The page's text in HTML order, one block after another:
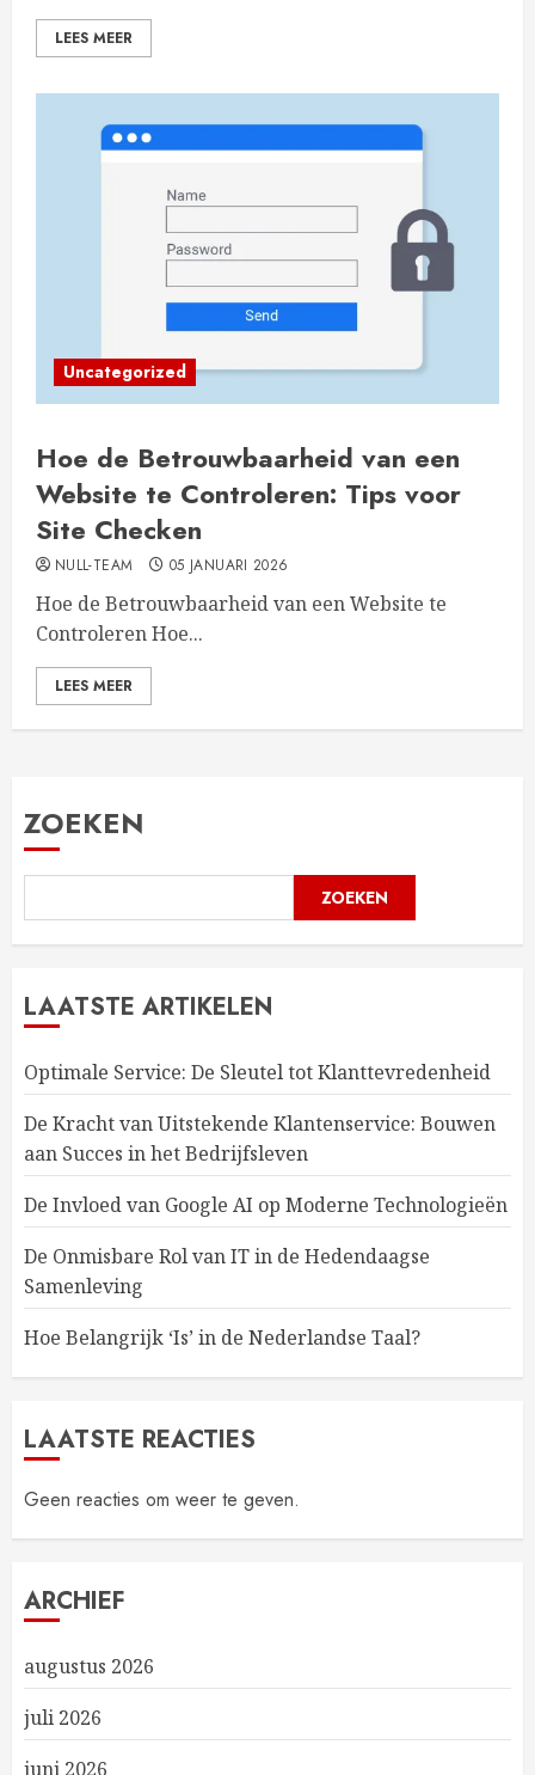
LEES MEER
Uncategorized
Hoe de Betrouwbaarheid van een
Website te Controleren: Tips voor
Site Checken
NULL-TEAM 05 JANUARI 2026
Hoe de Betrouwbaarheid van een Website te
Controleren Hoe...
LEES MEER
ZOEKEN
ZOEKEN
LAATSTE ARTIKELEN
Optimale Service: De Sleutel tot Klanttevredenheid
De Kracht van Uitstekende Klantenservice: Bouwen
aan Succes in het Bedrijfsleven
De Invloed van Google AI op Moderne Technologieën
De Onmisbare Rol van IT in de Hedendaagse
Samenleving
Hoe Belangrijk ‘Is’ in de Nederlandse Taal?
LAATSTE REACTIES
Geen reacties om weer te geven.
ARCHIEF
augustus 2026
juli 2026
juni 2026